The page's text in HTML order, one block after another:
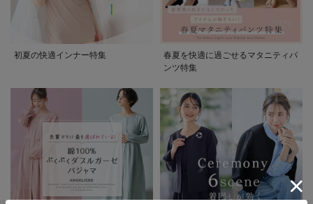
初夏の快適インナー特集
春夏を快適に過ごせるマタニティパ
ンツ特集